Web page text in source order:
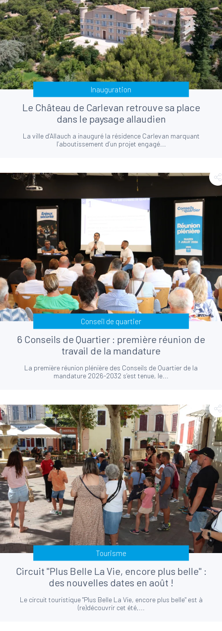
Inauguration
Le Château de Carlevan retrouve sa place
dans le paysage allaudien
La ville d’Allauch a inauguré la résidence Carlevan marquant
l’aboutissement d’un projet engagé...
Conseil de quartier
6 Conseils de Quartier : première réunion de
travail de la mandature
La première réunion plénière des Conseils de Quartier de la
mandature 2026-2032 s’est tenue, le...
Tourisme
Circuit "Plus Belle La Vie, encore plus belle" :
des nouvelles dates en août !
Le circuit touristique "Plus Belle La Vie, encore plus belle" est à
(re)découvrir cet été,...